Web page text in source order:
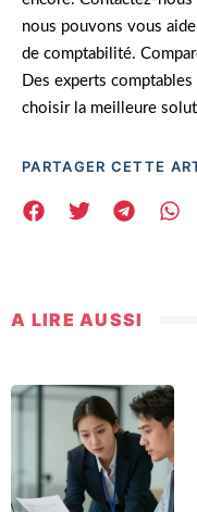
nous pouvons vous
de comptabilité.
Des experts
choisir la meilleure
PARTAGER CETTE
A LIRE AUSSI